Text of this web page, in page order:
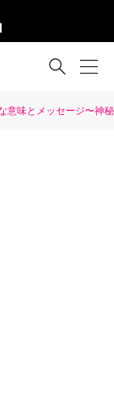

意味とメッセージ〜神